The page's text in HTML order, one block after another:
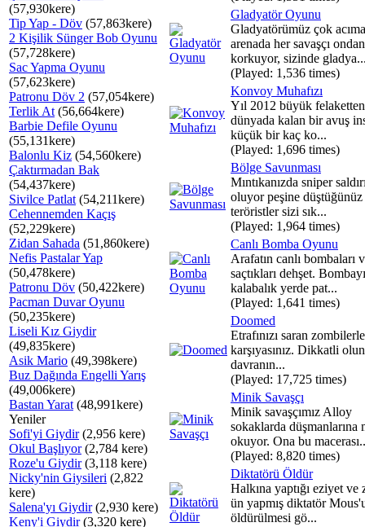
(57,930kere)
Tip Yap - Döv (57,863kere)
2 Kişilik Sünger Bob Oyunu
(57,728kere)
Sac Yapma Oyunu
(57,623kere)
Patronu Döv 2 (57,054kere)
Terlik At (56,664kere)
Barbie Defile Oyunu
(55,131kere)
Balonlu Kiz (54,560kere)
Çaktırmadan Bak
(54,437kere)
Sivilce Patlat (54,211kere)
Cehennemden Kaçış
(52,229kere)
Zidan Sahada (51,860kere)
Nefis Pastalar Yap
(50,478kere)
Patronu Döv (50,422kere)
Pacman Duvar Oyunu
(50,235kere)
Liseli Kız Giydir
(49,835kere)
Asik Mario (49,398kere)
Buz Dağında Engelli Yarış
(49,006kere)
Bastan Yarat (48,991kere)
Yeniler
Sofi'yi Giydir(2,956 kere)
Okul Başlıyor(2,784 kere)
Roze'u Giydir(3,118 kere)
Nicky'nin Giysileri (2,822
kere)
Salena'yı Giydir(2,930 kere)
Keny'i Giydir(3,320 kere)
Gladyatör Oyunu
Gladyatörümüz çok
arenada her savaşçı ondan
korkuyor, sizinde
(Played: 1,536 times)
Konvoy Muhafızı
Yıl 2012 büyük
dünyada kalan bir avuş
küçük bir kaç ko...
(Played: 1,696 times)
Bölge Savunması
Mıntıkanızda sniper
oluyor peşine düştüğünüz
teröristler sizi sık...
(Played: 1,964 times)
Canlı Bomba Oyunu
Arafatın canlı bombaları
saçtıkları dehşet.
kalabalık yerde pat...
(Played: 1,641 times)
Doomed
Etrafınızı saran
karşıyasınız. Dikkatli
davranın...
(Played: 17,725 times)
Minik Savaşçı
Minik savaşçımız Alloy
sokaklarda düşmanlarına
okuyor. Ona bu
(Played: 8,820 times)
Diktatörü Öldür
Halkına yaptığı eziyet ve
ün yapmış diktatör
öldürülmesi gö...